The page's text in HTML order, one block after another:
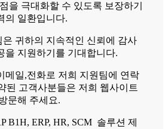
을 극대화할 수 있도록 보장하기
의 일환입니다.
귀하의 지속적인 신뢰에 감사
을 지원하기를 기대합니다.
메일,전화로 저희 지원팀에 연락
된 고객사분들은 저희 웹사이트
문해 주세요.
B1H, ERP, HR, SCM 솔루션 제